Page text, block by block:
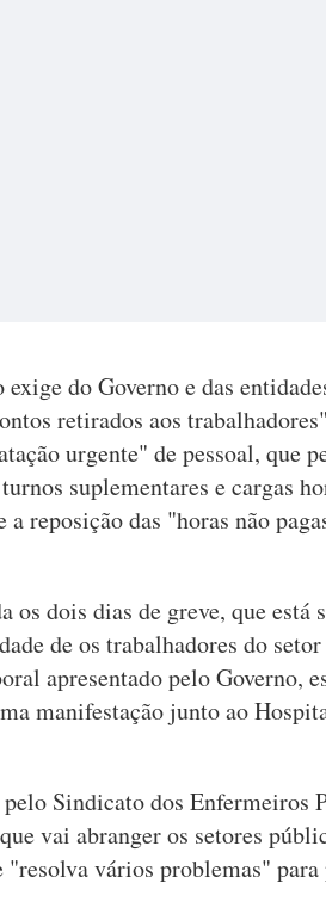
do Governo e das
retirados aos
urgente" de pessoal, que
suplementares e cargas
reposição das "horas não
dois dias de greve, que está
de os trabalhadores do setor
apresentado pelo Governo,
manifestação junto ao
Sindicato dos Enfermeiros
vai abranger os setores
"resolva vários problemas"